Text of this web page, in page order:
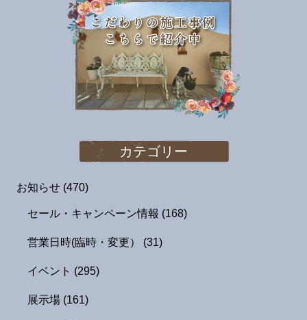
カテゴリー
お知らせ (470)
セール・キャンペーン情報 (168)
営業日時(臨時・変更） (31)
イベント (295)
展示場 (161)